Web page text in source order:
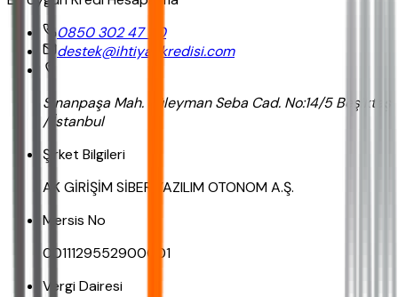
0850 302 47 90
destek@ihtiyackredisi.com
Sinanpaşa Mah. Süleyman Seba Cad. No:14/5 Beşiktaş
/ İstanbul
Şirket Bilgileri
AK GİRİŞİM SİBER YAZILIM OTONOM A.Ş.
Mersis No
0011129552900001
Vergi Dairesi